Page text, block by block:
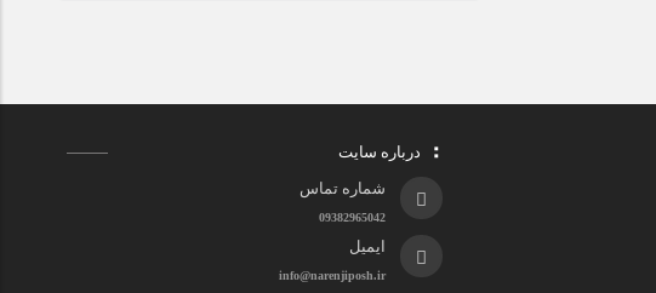
درباره سایت
شماره تماس
09382965042
ایمیل
info@narenjiposh.ir